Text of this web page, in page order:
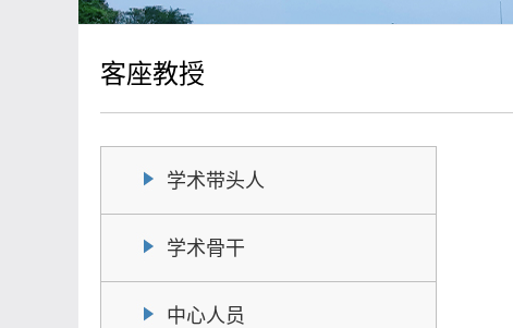
客座教授
学术带头人
学术骨干
中心人员